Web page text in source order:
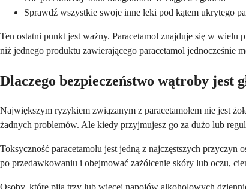
Sprawdź wszystkie swoje inne leki pod kątem ukrytego
Ten ostatni punkt jest ważny. Paracetamol znajduje się w
niż jednego produktu zawierającego paracetamol jednocześnie
Dlaczego bezpieczeństwo wątroby jest
Największym ryzykiem związanym z paracetamolem nie jest
żadnych problemów. Ale kiedy przyjmujesz go za dużo lub
Toksyczność paracetamolu jest jedną z najczęstszych przyczyn
po przedawkowaniu i obejmować zażółcenie skóry lub oczu,